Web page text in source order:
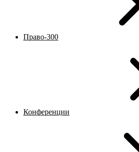
Право-300
Конференции